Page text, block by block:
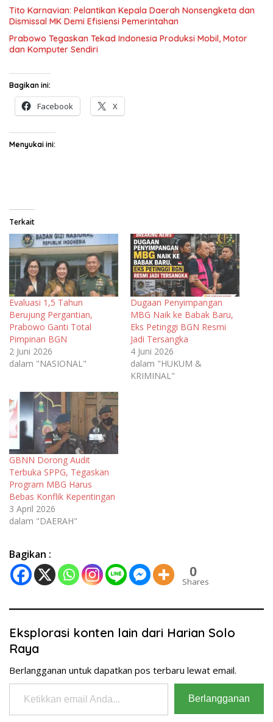
Tito Karnavian: Pelantikan Kepala Daerah Nonsengketa dan
Dismissal MK Demi Efisiensi Pemerintahan
Prabowo Tegaskan Tekad Indonesia Produksi Mobil, Motor
dan Komputer Sendiri
Bagikan ini:
Facebook X
Menyukai ini:
Terkait
Evaluasi 1,5 Tahun
Berujung Pergantian,
Prabowo Ganti Total
Pimpinan BGN
2 Juni 2026
dalam "NASIONAL"
Dugaan Penyimpangan
MBG Naik ke Babak Baru,
Eks Petinggi BGN Resmi
Jadi Tersangka
4 Juni 2026
dalam "HUKUM &
KRIMINAL"
GBNN Dorong Audit
Terbuka SPPG, Tegaskan
Program MBG Harus
Bebas Konflik Kepentingan
3 April 2026
dalam "DAERAH"
Bagikan :
0
Shares
Eksplorasi konten lain dari Harian Solo
Raya
Berlangganan untuk dapatkan pos terbaru lewat email.
Ketikkan email Anda...
Berlangganan